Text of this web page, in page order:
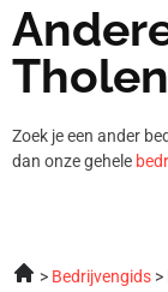
Tholen
Zoek je een ander
dan onze gehele
Bedrijvengids